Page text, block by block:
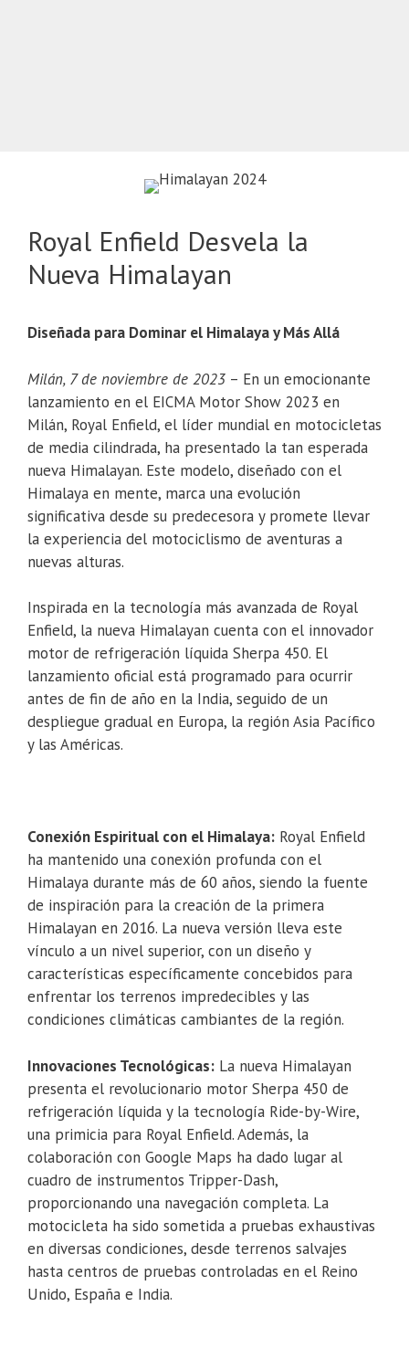
Royal Enfield Desvela la
Nueva Himalayan
Diseñada para Dominar el Himalaya y Más Allá
Milán, 7 de noviembre de 2023 – En un emocionante
lanzamiento en el EICMA Motor Show 2023 en
Milán, Royal Enfield, el líder mundial en motocicletas
de media cilindrada, ha presentado la tan esperada
nueva Himalayan. Este modelo, diseñado con el
Himalaya en mente, marca una evolución
significativa desde su predecesora y promete llevar
la experiencia del motociclismo de aventuras a
nuevas alturas.
Inspirada en la tecnología más avanzada de Royal
Enfield, la nueva Himalayan cuenta con el innovador
motor de refrigeración líquida Sherpa 450. El
lanzamiento oficial está programado para ocurrir
antes de fin de año en la India, seguido de un
despliegue gradual en Europa, la región Asia Pacífico
y las Américas.
Conexión Espiritual con el Himalaya: Royal Enfield
ha mantenido una conexión profunda con el
Himalaya durante más de 60 años, siendo la fuente
de inspiración para la creación de la primera
Himalayan en 2016. La nueva versión lleva este
vínculo a un nivel superior, con un diseño y
características específicamente concebidos para
enfrentar los terrenos impredecibles y las
condiciones climáticas cambiantes de la región.
Innovaciones Tecnológicas: La nueva Himalayan
presenta el revolucionario motor Sherpa 450 de
refrigeración líquida y la tecnología Ride-by-Wire,
una primicia para Royal Enfield. Además, la
colaboración con Google Maps ha dado lugar al
cuadro de instrumentos Tripper-Dash,
proporcionando una navegación completa. La
motocicleta ha sido sometida a pruebas exhaustivas
en diversas condiciones, desde terrenos salvajes
hasta centros de pruebas controladas en el Reino
Unido, España e India.